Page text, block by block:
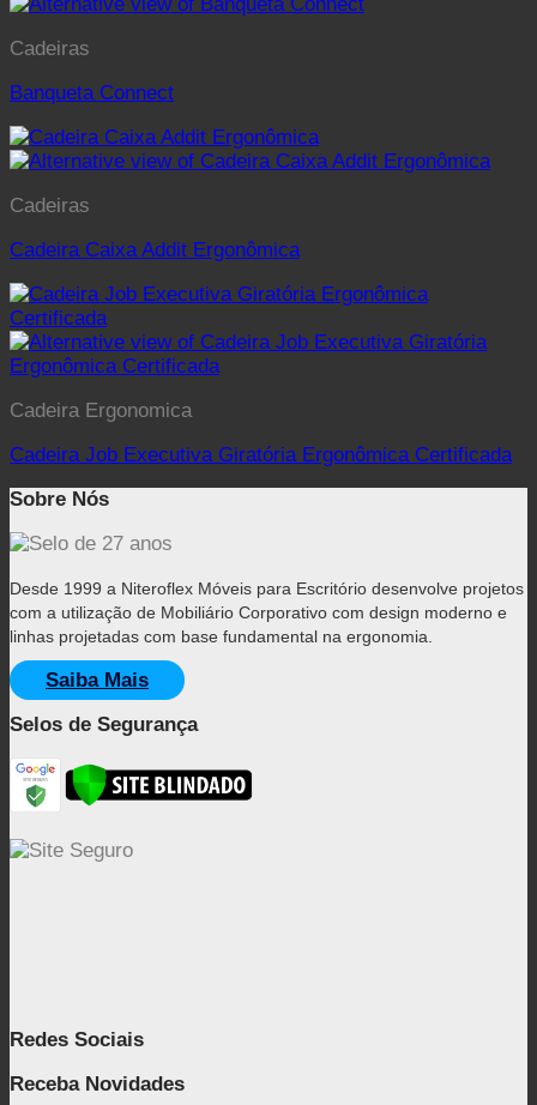
Cadeiras
Banqueta Connect
Cadeiras
Cadeira Caixa Addit Ergonômica
Cadeira Ergonomica
Cadeira Job Executiva Giratória Ergonômica Certificada
Sobre Nós
Desde 1999 a Niteroflex Móveis para Escritório desenvolve projetos
com a utilização de Mobiliário Corporativo com design moderno e
linhas projetadas com base fundamental na ergonomia.
Saiba Mais
Selos de Segurança
Redes Sociais
Receba Novidades